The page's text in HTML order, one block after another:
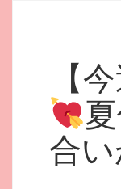
【
合